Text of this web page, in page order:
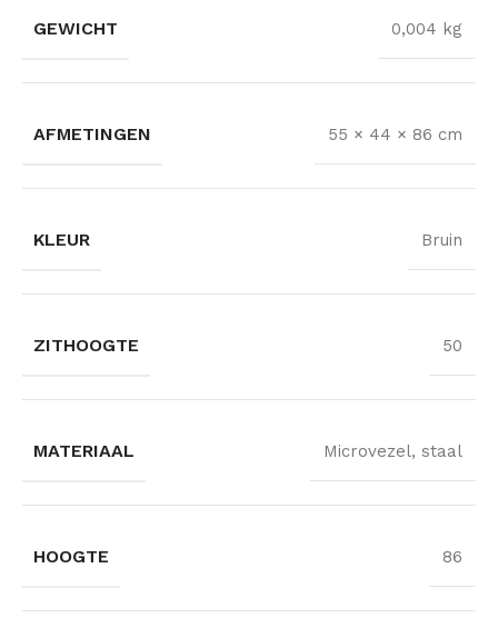
GEWICHT 0,004 kg
AFMETINGEN 55 × 44 × 86 cm
KLEUR Bruin
ZITHOOGTE 50
MATERIAAL Microvezel, staal
HOOGTE 86